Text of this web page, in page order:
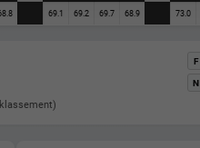
69.1 69.2 69.7 68.9 73.0
F
N